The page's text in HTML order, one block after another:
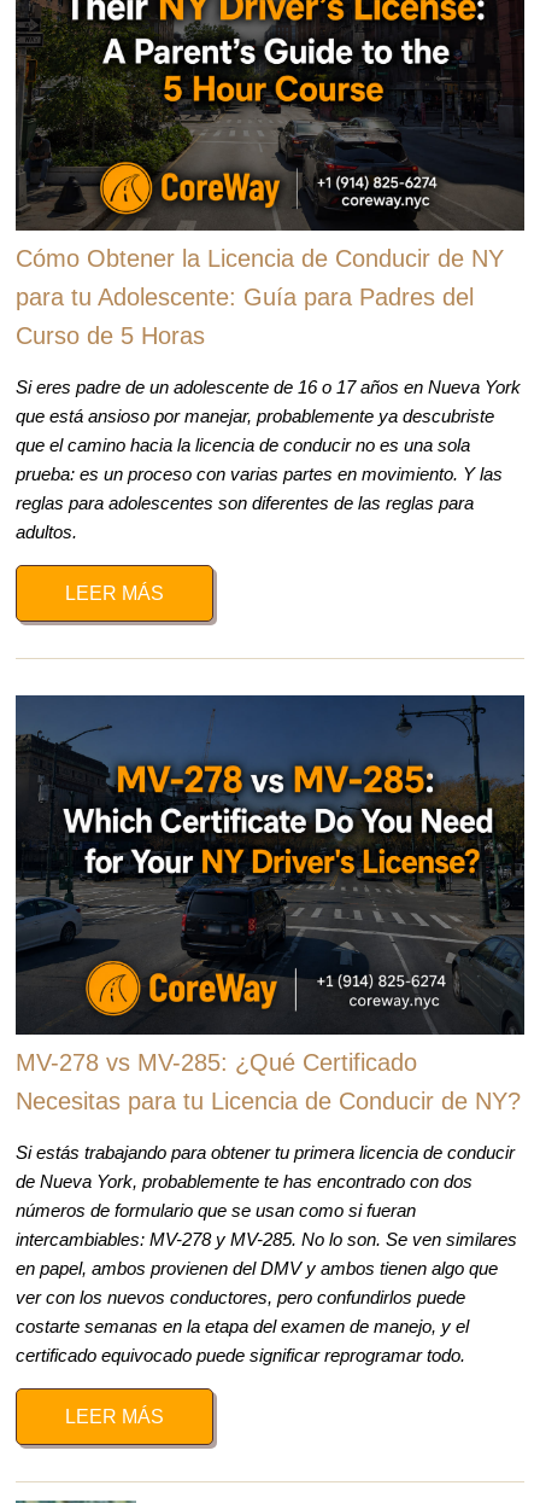
Cómo Obtener la Licencia de Conducir de NY
para tu Adolescente: Guía para Padres del
Curso de 5 Horas
Si eres padre de un adolescente de 16 o 17 años en Nueva York
que está ansioso por manejar, probablemente ya descubriste
que el camino hacia la licencia de conducir no es una sola
prueba: es un proceso con varias partes en movimiento. Y las
reglas para adolescentes son diferentes de las reglas para
adultos.
LEER MÁS
MV-278 vs MV-285: ¿Qué Certificado
Necesitas para tu Licencia de Conducir de NY?
Si estás trabajando para obtener tu primera licencia de conducir
de Nueva York, probablemente te has encontrado con dos
números de formulario que se usan como si fueran
intercambiables: MV-278 y MV-285. No lo son. Se ven similares
en papel, ambos provienen del DMV y ambos tienen algo que
ver con los nuevos conductores, pero confundirlos puede
costarte semanas en la etapa del examen de manejo, y el
certificado equivocado puede significar reprogramar todo.
LEER MÁS